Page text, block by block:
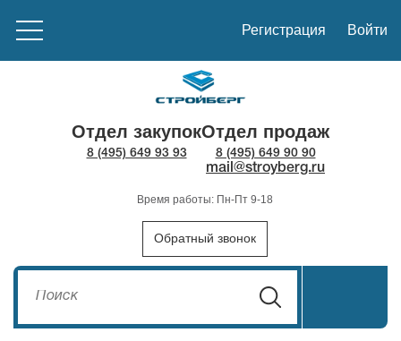
Регистрация Войти
Отдел закупок
8 (495) 649 93 93
Отдел продаж
8 (495) 649 90 90
mail@stroyberg.ru
Время работы: Пн-Пт 9-18
Обратный звонок